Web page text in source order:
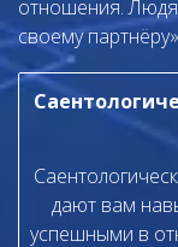
отношения.
своему
дают вам
успешными в